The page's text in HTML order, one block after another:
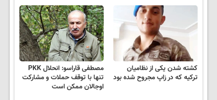
کشته شدن یکی از نظامیان
ترکیه که در زاپ مجروح شده بود
مصطفی قاراسو: انحلال PKK
تنها با توقف حملات و مشارکت
اوجالان ممکن است